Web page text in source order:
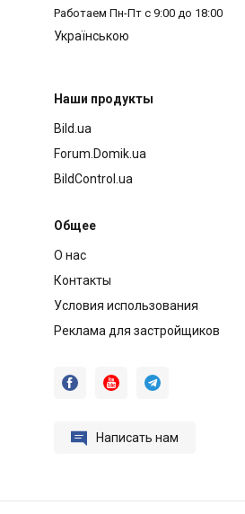
Работаем Пн-Пт с 9:00 до 18:00
Українською
Наши продукты
Bild.ua
Forum.Domik.ua
BildControl.ua
Общее
О нас
Контакты
Условия использования
Реклама для застройщиков
  
 Написать нам